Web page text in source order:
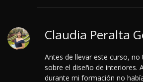
Claudia Peralta
Antes de llevar este curso,
sobre el diseño de interiores.
durante mi formación no